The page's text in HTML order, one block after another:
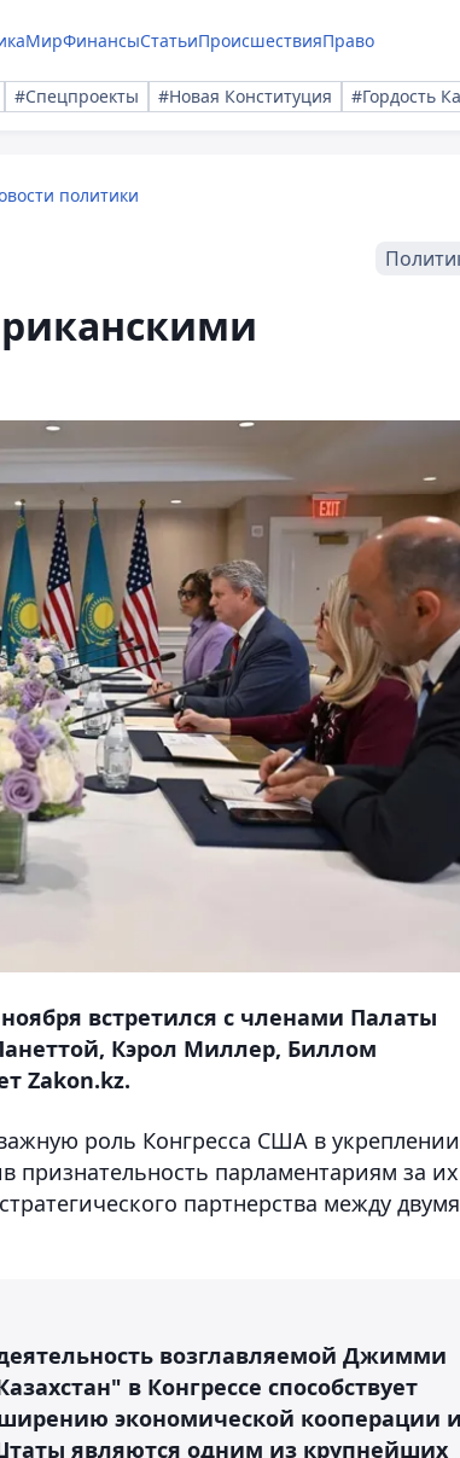
МирФинансыСтатьиПроисшествияПраво
#Спецпроекты #Новая Конституция #Гордость
политики
встретился с членами Палаты
Кэрол Миллер, Биллом
Zakon.kz.
роль Конгресса США в укреплении
признательность парламентариям за их
партнерства между двумя
возглавляемой Джимми
в Конгрессе способствует
экономической кооперации и
являются одним из крупнейших